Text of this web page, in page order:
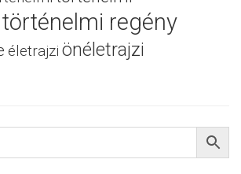
történelmi regény
életrajzi önéletrajzi